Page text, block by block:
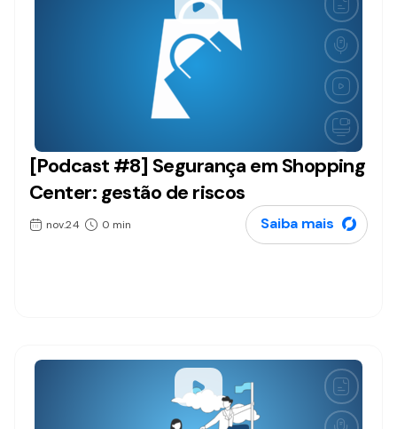
[Podcast #8] Segurança em Shopping
Center: gestão de riscos
nov.24 0 min Saiba mais